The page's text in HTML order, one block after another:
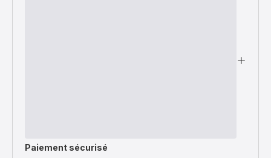
Paiement sécurisé